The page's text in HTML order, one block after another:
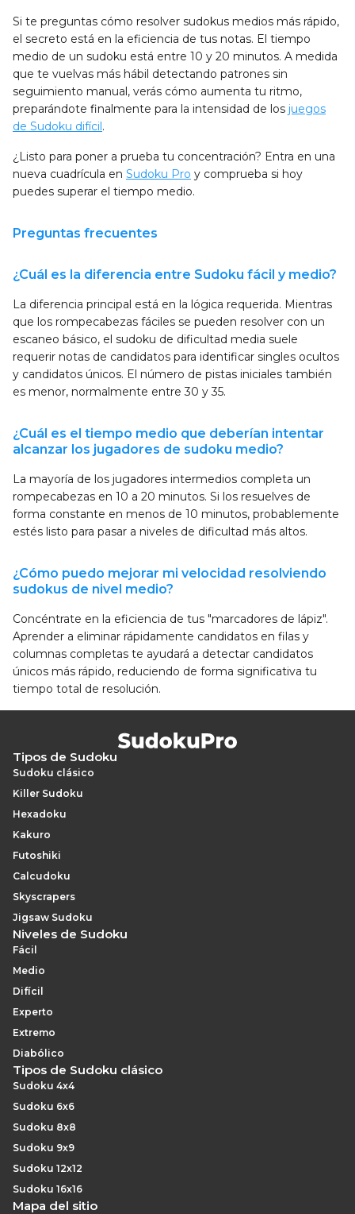
Si te preguntas cómo resolver sudokus medios más rápido,
el secreto está en la eficiencia de tus notas. El tiempo
medio de un sudoku está entre 10 y 20 minutos. A medida
que te vuelvas más hábil detectando patrones sin
seguimiento manual, verás cómo aumenta tu ritmo,
preparándote finalmente para la intensidad de los juegos
de Sudoku difícil.
¿Listo para poner a prueba tu concentración? Entra en una
nueva cuadrícula en Sudoku Pro y comprueba si hoy
puedes superar el tiempo medio.
Preguntas frecuentes
¿Cuál es la diferencia entre Sudoku fácil y medio?
La diferencia principal está en la lógica requerida. Mientras
que los rompecabezas fáciles se pueden resolver con un
escaneo básico, el sudoku de dificultad media suele
requerir notas de candidatos para identificar singles ocultos
y candidatos únicos. El número de pistas iniciales también
es menor, normalmente entre 30 y 35.
¿Cuál es el tiempo medio que deberían intentar
alcanzar los jugadores de sudoku medio?
La mayoría de los jugadores intermedios completa un
rompecabezas en 10 a 20 minutos. Si los resuelves de
forma constante en menos de 10 minutos, probablemente
estés listo para pasar a niveles de dificultad más altos.
¿Cómo puedo mejorar mi velocidad resolviendo
sudokus de nivel medio?
Concéntrate en la eficiencia de tus "marcadores de lápiz".
Aprender a eliminar rápidamente candidatos en filas y
columnas completas te ayudará a detectar candidatos
únicos más rápido, reduciendo de forma significativa tu
tiempo total de resolución.
Tipos de Sudoku
Sudoku clásico
Killer Sudoku
Hexadoku
Kakuro
Futoshiki
Calcudoku
Skyscrapers
Jigsaw Sudoku
Niveles de Sudoku
Fácil
Medio
Difícil
Experto
Extremo
Diabólico
Tipos de Sudoku clásico
Sudoku 4x4
Sudoku 6x6
Sudoku 8x8
Sudoku 9x9
Sudoku 12x12
Sudoku 16x16
Mapa del sitio